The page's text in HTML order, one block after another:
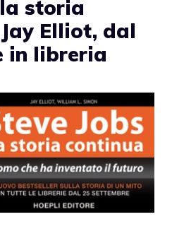
la storia
Elliot, dal
in libreria